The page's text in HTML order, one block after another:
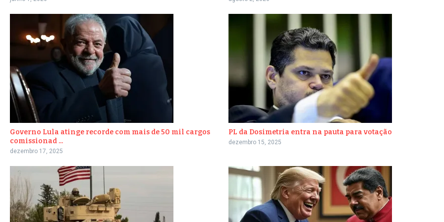
Governo Lula atinge recorde com mais de 50 mil cargos
comissionad ...
dezembro 17, 2025
PL da Dosimetria entra na pauta para votação
dezembro 15, 2025